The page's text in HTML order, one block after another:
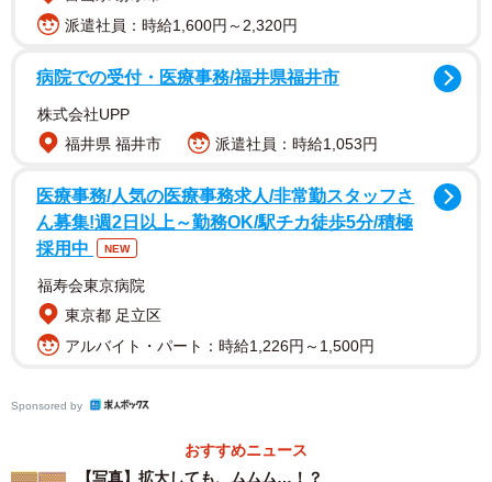
ーーこの作品はいつ頃、どのようなきっかけで制作された
た自由課題で、見た目の色と認識のズレについて考えてい
派遣社員：時給1,600円～2,320円
病院での受付・医療事務/福井県福井市
株式会社UPP
福井県 福井市
派遣社員：時給1,053円
医療事務/人気の医療事務求人/非常勤スタッフさ
ん募集!週2日以上～勤務OK/駅チカ徒歩5分/積極
採用中
NEW
福寿会東京病院
東京都 足立区
アルバイト・パート：時給1,226円～1,500円
Sponsored by
おすすめニュース
【写真】拡大しても、ムムム…！？